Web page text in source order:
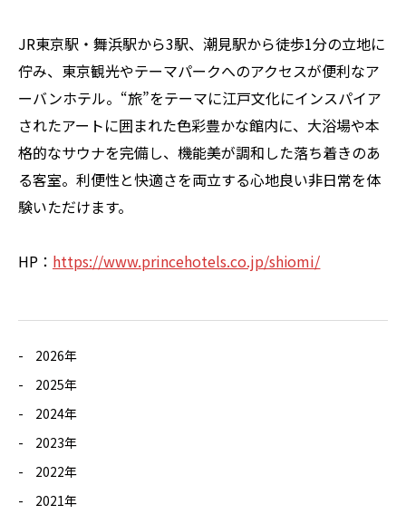
JR東京駅・舞浜駅から3駅、潮見駅から徒歩1分の立地に
佇み、東京観光やテーマパークへのアクセスが便利なア
ーバンホテル。“旅”をテーマに江戸文化にインスパイア
されたアートに囲まれた色彩豊かな館内に、大浴場や本
格的なサウナを完備し、機能美が調和した落ち着きのあ
る客室。利便性と快適さを両立する心地良い非日常を体
験いただけます。
HP： https://www.princehotels.co.jp/shiomi/
2026年
2025年
2024年
2023年
2022年
2021年